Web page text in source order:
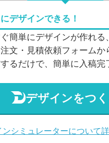
デザインできる！
簡単にデザインが作れる
文・見積依頼フォームか
るだけで、簡単に入稿完
デザインをつ
ンシミュレーターについて